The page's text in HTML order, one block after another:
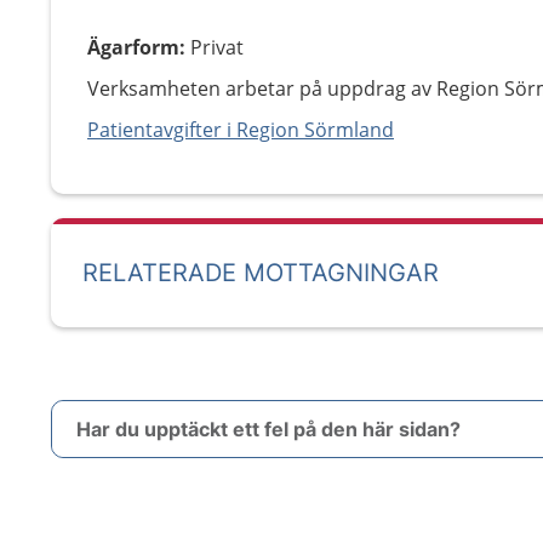
Ägarform: Privat
Verksamheten arbetar på uppdrag av Region
Patientavgifter i Region Sörmland
RELATERADE MOTTAGNINGAR
Har du upptäckt ett fel på den här sidan?